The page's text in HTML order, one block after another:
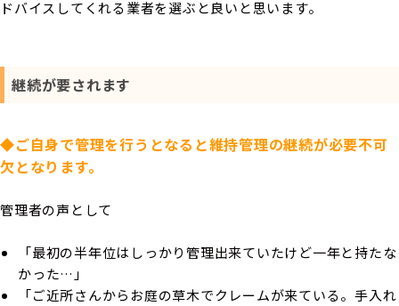
ドバイスしてくれる業者を選ぶと良いと思います。
継続が要されます
◆ご自身で管理を行うとなると維持管理の継続が必要不可
欠となります。
管理者の声として
「最初の半年位はしっかり管理出来ていたけど一年と持たな
かった…」
「ご近所さんからお庭の草木でクレームが来ている。手入れ